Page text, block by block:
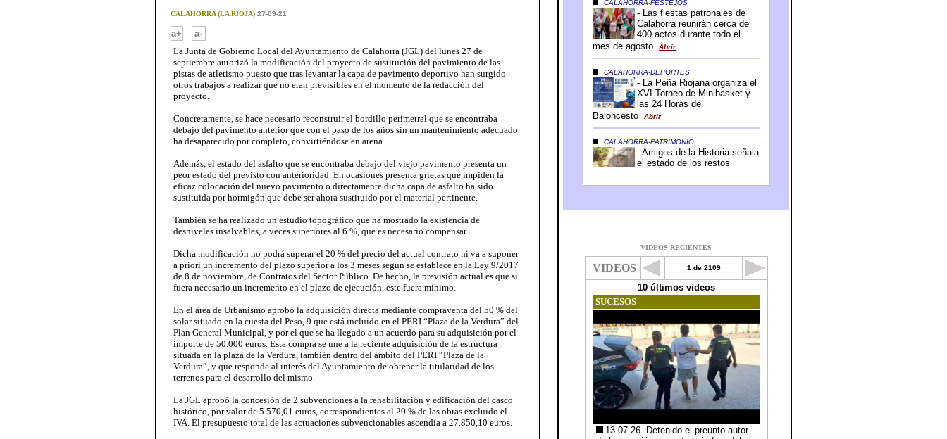
CALAHORRA (LA RIOJA)27-09-21
a+
a-
La Junta de Gobierno Local del Ayuntamiento de Calahorra (JGL) del lunes 27 de
septiembre autorizó la modificación del proyecto de sustitución del pavimiento de las
pistas de atletismo puesto que tras levantar la capa de pavimento deportivo han surgido
otros trabajos a realizar que no eran previsibles en el momento de la redacción del
proyecto.
Concretamente, se hace necesario reconstruir el bordillo perimetral que se encontraba
debajo del pavimento anterior que con el paso de los años sin un mantenimiento adecuado
ha desaparecido por completo, convirtiéndose en arena.
Además, el estado del asfalto que se encontraba debajo del viejo pavimento presenta un
peor estado del previsto con anterioridad. En ocasiones presenta grietas que impiden la
eficaz colocación del nuevo pavimento o directamente dicha capa de asfalto ha sido
sustituida por hormigón que debe ser ahora sustituido por el material pertinente.
También se ha realizado un estudio topográfico que ha mostrado la existencia de
desniveles insalvables, a veces superiores al 6 %, que es necesario compensar.
Dicha modificación no podrá superar el 20 % del precio del actual contrato ni va a suponer
a priori un incremento del plazo superior a los 3 meses según se establece en la Ley 9/2017
de 8 de noviembre, de Contratos del Sector Público. De hecho, la previsión actual es que si
fuera necesario un incremento en el plazo de ejecución, este fuera mínimo.
En el área de Urbanismo aprobó la adquisición directa mediante compraventa del 50 % del
solar situado en la cuesta del Peso, 9 que está incluido en el PERI “Plaza de la Verdura” del
Plan General Municipal, y por el que se ha llegado a un acuerdo para su adquisición por el
importe de 50.000 euros. Esta compra se une a la reciente adquisición de la estructura
situada en la plaza de la Verdura, también dentro del ámbito del PERI “Plaza de la
Verdura”, y que responde al interés del Ayuntamiento de obtener la titularidad de los
terrenos para el desarrollo del mismo.
La JGL aprobó la concesión de 2 subvenciones a la rehabilitación y edificación del casco
histórico, por valor de 5.570,01 euros, correspondientes al 20 % de las obras excluido el
IVA. El presupuesto total de las actuaciones subvencionables ascendía a 27.850,10 euros.
VIDEOS RECIENTES